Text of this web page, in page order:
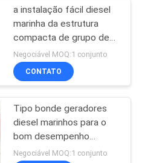
gerador
88
a instalação fácil diesel
marinha da estrutura
compacta de grupo de
gerador 36kw de 220V
60hz
Negociável MOQ:1 conjunto
CONTATO
Tipo bonde geradores
diesel marinhos para o
bom desempenho
dinâmico dos veleiros
Negociável MOQ:1 conjunto